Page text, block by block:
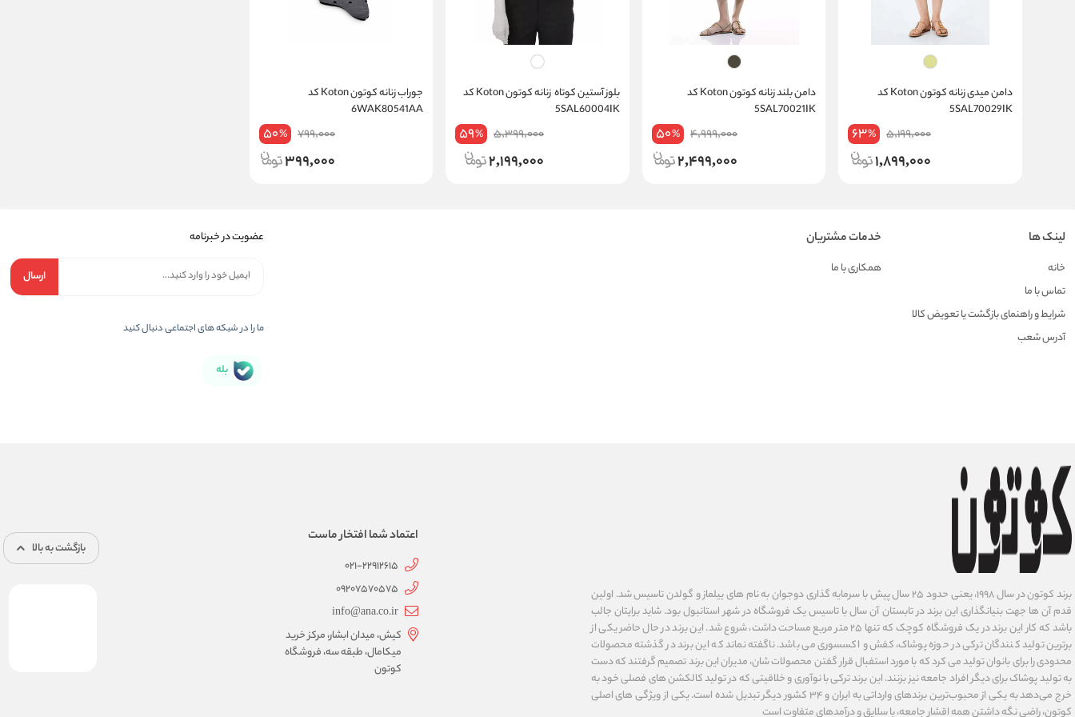
دامن میدی زنانه کوتون Koton کد
5SAL70029IK
5,199,000
63%
1,899,000
دامن بلند زنانه کوتون Koton کد
5SAL70021IK
4,999,000
50%
2,499,000
بلوز آستین کوتاه زنانه کوتون Koton کد
5SAL60004IK
5,399,000
59%
2,199,000
جوراب زنانه کوتون Koton کد
6WAK80541AA
799,000
50%
399,000
لینک ها
خانه
تماس با ما
شرایط و راهنمای بازگشت یا تعویض کالا
آدرس شعب
خدمات مشتریان
همکاری با ما
عضویت در خبرنامه
ارسال
ما را در شبکه های اجتماعی دنبال کنید
بله
برند کوتون در سال ۱۹۹۸، یعنی حدود ۲۵ سال پیش با سرمایه گذاری دوجوان به نام های ییلماز و گولدن تاسیس شد. اولین
قدم آن ها جهت بنیانگذاری این برند در تابستان آن سال با تاسیس یک فروشگاه در شهر استانبول بود. شاید برایتان جالب
باشد که کار این برند در یک فروشگاه کوچک که تنها ۲۵ متر مربع مساحت داشت، شروع شد. این برند در حال حاضر یکی از
برترین تولید کنندگان ترکی در حوزه پوشاک، کفش و اکسسوری می باشد. ناگفته نماند که این برند در گذشته محصولات
محدودی را برای بانوان تولید می کرد که با مورد استفبال قرار گفتن محصولات شان، مدیران این برند تصمیم گرفتند که دست
به تولید پوشاک برای دیگر افراد جامعه نیز بزنند. این برند ترکی با نوآوری ‌و خلاقیتی که در تولید کالکشن های فصلی خود به
خرج می‌دهد به یکی از محبوب‌ترین برندهای وارداتی به ایران و ۳۴ کشور دیگر تبدیل شده‌ است. یکی از ویژگی های اصلی
کوتون، راضی نگه داشتن همه اقشار جامعه، با سلایق و درآمدهای متفاوت است
اعتماد شما افتخار ماست
021-22912615
09207570575
info@ana.co.ir
کیش، میدان ابشار، مرکز خرید
میکامال، طبقه سه، فروشگاه
کوتون
بازگشت به بالا